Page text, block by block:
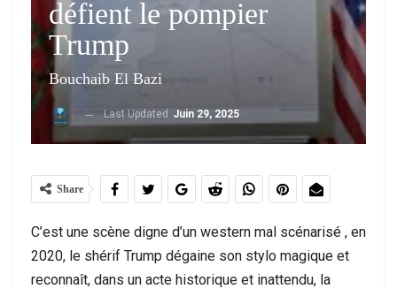
défient le pompier
Trump
Bouchaib El Bazi
Last Updated Juin 29, 2025
Share
C’est une scène digne d’un western mal scénarisé , en
2020, le shérif Trump dégaine son stylo magique et
reconnaît, dans un acte historique et inattendu, la